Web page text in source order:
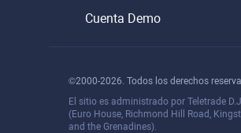
Cuenta Demo
©2000-2026. Todos los derechos
El sitio es administrado por Teletrade
(Euro House, Richmond Hill Road,
and the Grenadines).